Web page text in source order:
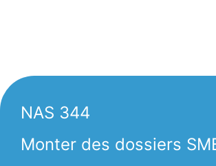
NAS 344
Monter des dossiers